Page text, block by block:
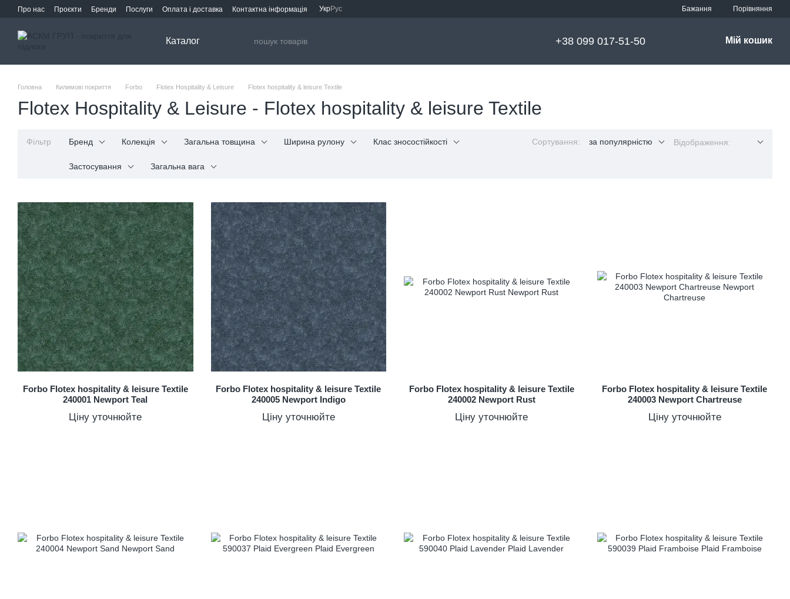
Перейти до основного контенту
Про нас Проєкти Бренди Послуги Оплата і доставка Контактна інформація УкрРус Бажання Порівняння
Каталог +38 099 017-51-50 Мій кошик
Головна Килимові покриття Forbo Flotex Hospitality & Leisure Flotex hospitality & leisure Textile
Flotex Hospitality & Leisure - Flotex hospitality & leisure Textile
Фільтр Бренд Колекція Загальна товщина Ширина рулону Клас зносостійкості
Застосування Загальна вага
Сортування: за популярністю Відображення:
Forbo Flotex hospitality & leisure Textile
240001 Newport Teal
Ціну уточнюйте
Forbo Flotex hospitality & leisure Textile
240005 Newport Indigo
Ціну уточнюйте
Forbo Flotex hospitality & leisure Textile
240002 Newport Rust
Ціну уточнюйте
Forbo Flotex hospitality & leisure Textile
240003 Newport Chartreuse
Ціну уточнюйте